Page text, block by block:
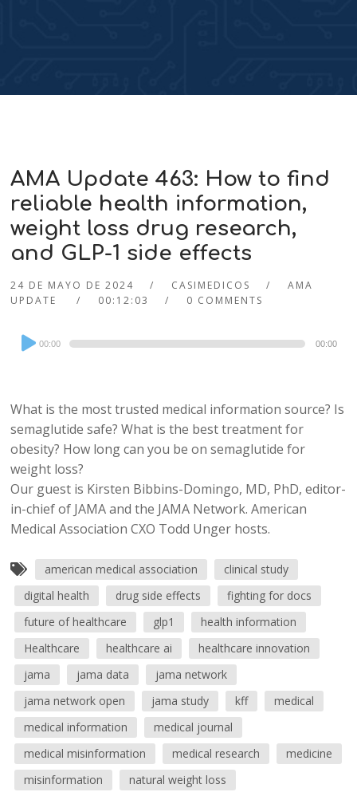
AMA Update 463: How to find
reliable health information,
weight loss drug research,
and GLP-1 side effects
24 DE MAYO DE 2024 CASIMEDICOS
AMA
UPDATE
00:12:03 0 COMMENTS
Audio
Player
00:00 00:00
What is the most trusted medical information source? Is
semaglutide safe? What is the best treatment for
obesity? How long can you be on semaglutide for
weight loss?
Our guest is Kirsten Bibbins-Domingo, MD, PhD, editor-
in-chief of JAMA and the JAMA Network. American
Medical Association CXO Todd Unger hosts.
american medical association
clinical study
digital health
drug side effects
fighting for docs
future of healthcare
glp1
health information
Healthcare
healthcare ai
healthcare innovation
jama
jama data
jama network
jama network open
jama study kff
medical
medical information
medical journal
medical misinformation
medical research
medicine
misinformation
natural weight loss